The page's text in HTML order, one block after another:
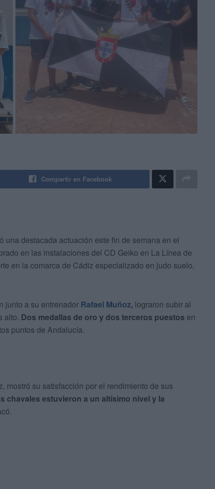
Compartir en Facebook
una destacada actuación este fin de semana en el
en las instalaciones del CD Geiko en La Línea de
en la comarca de Cádiz especializado en judo suelo,
junto a su entrenador Rafael Muñoz, lograron subir al
alto. Dos medallas de oro y dos terceros puestos en
puntos de Andalucía.
mostró su satisfacción por el rendimiento de sus
chavales estuvieron a un altísimo nivel y la